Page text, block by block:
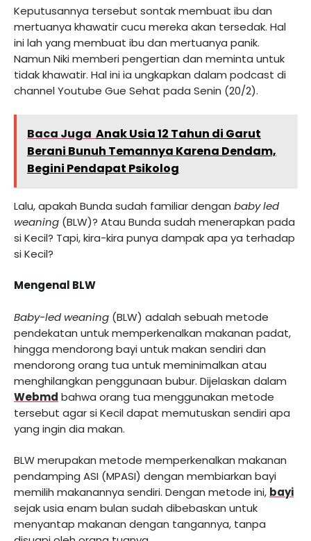
Keputusannya tersebut sontak membuat ibu dan
mertuanya khawatir cucu mereka akan tersedak. Hal
ini lah yang membuat ibu dan mertuanya panik.
Namun Niki memberi pengertian dan meminta untuk
tidak khawatir. Hal ini ia ungkapkan dalam podcast di
channel Youtube Gue Sehat pada Senin (20/2).
Baca Juga Anak Usia 12 Tahun di Garut
Berani Bunuh Temannya Karena Dendam,
Begini Pendapat Psikolog
Lalu, apakah Bunda sudah familiar dengan baby led
weaning (BLW)? Atau Bunda sudah menerapkan pada
si Kecil? Tapi, kira-kira punya dampak apa ya terhadap
si Kecil?
Mengenal BLW
Baby-led weaning (BLW) adalah sebuah metode
pendekatan untuk memperkenalkan makanan padat,
hingga mendorong bayi untuk makan sendiri dan
mendorong orang tua untuk meminimalkan atau
menghilangkan penggunaan bubur. Dijelaskan dalam
Webmd bahwa orang tua menggunakan metode
tersebut agar si Kecil dapat memutuskan sendiri apa
yang ingin dia makan.
BLW merupakan metode memperkenalkan makanan
pendamping ASI (MPASI) dengan membiarkan bayi
memilih makanannya sendiri. Dengan metode ini, bayi
sejak usia enam bulan sudah dibebaskan untuk
menyantap makanan dengan tangannya, tanpa